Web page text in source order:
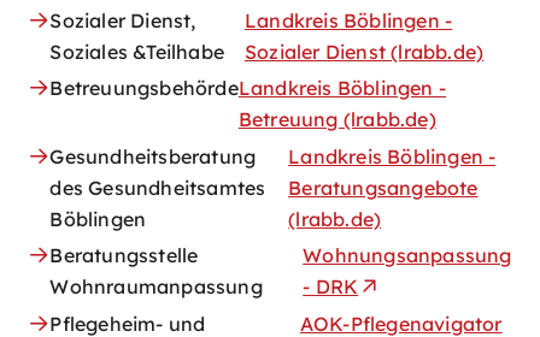
Sozialer Dienst,
Soziales &Teilhabe
Landkreis Böblingen -
Sozialer Dienst (lrabb.de)
BetreuungsbehördeLandkreis Böblingen -
Betreuung (lrabb.de)
Gesundheitsberatung
des Gesundheitsamtes
Böblingen
Landkreis Böblingen -
Beratungsangebote
(lrabb.de)
Beratungsstelle
Wohnraumanpassung
Wohnungsanpassung
- DRK
Pflegeheim- und
AOK-Pflegenavigator